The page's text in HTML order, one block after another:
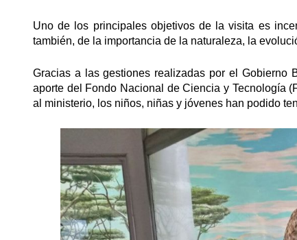
Uno de los principales objetivos de la visita es
también, de la importancia de la naturaleza, la
Gracias a las gestiones realizadas por el Gobierno
aporte del Fondo Nacional de Ciencia y Tecnología
al ministerio, los niños, niñas y jóvenes han podido